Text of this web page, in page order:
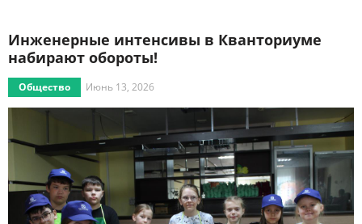
Инженерные интенсивы в Кванториуме
набирают обороты!
Общество Июнь 13, 2026